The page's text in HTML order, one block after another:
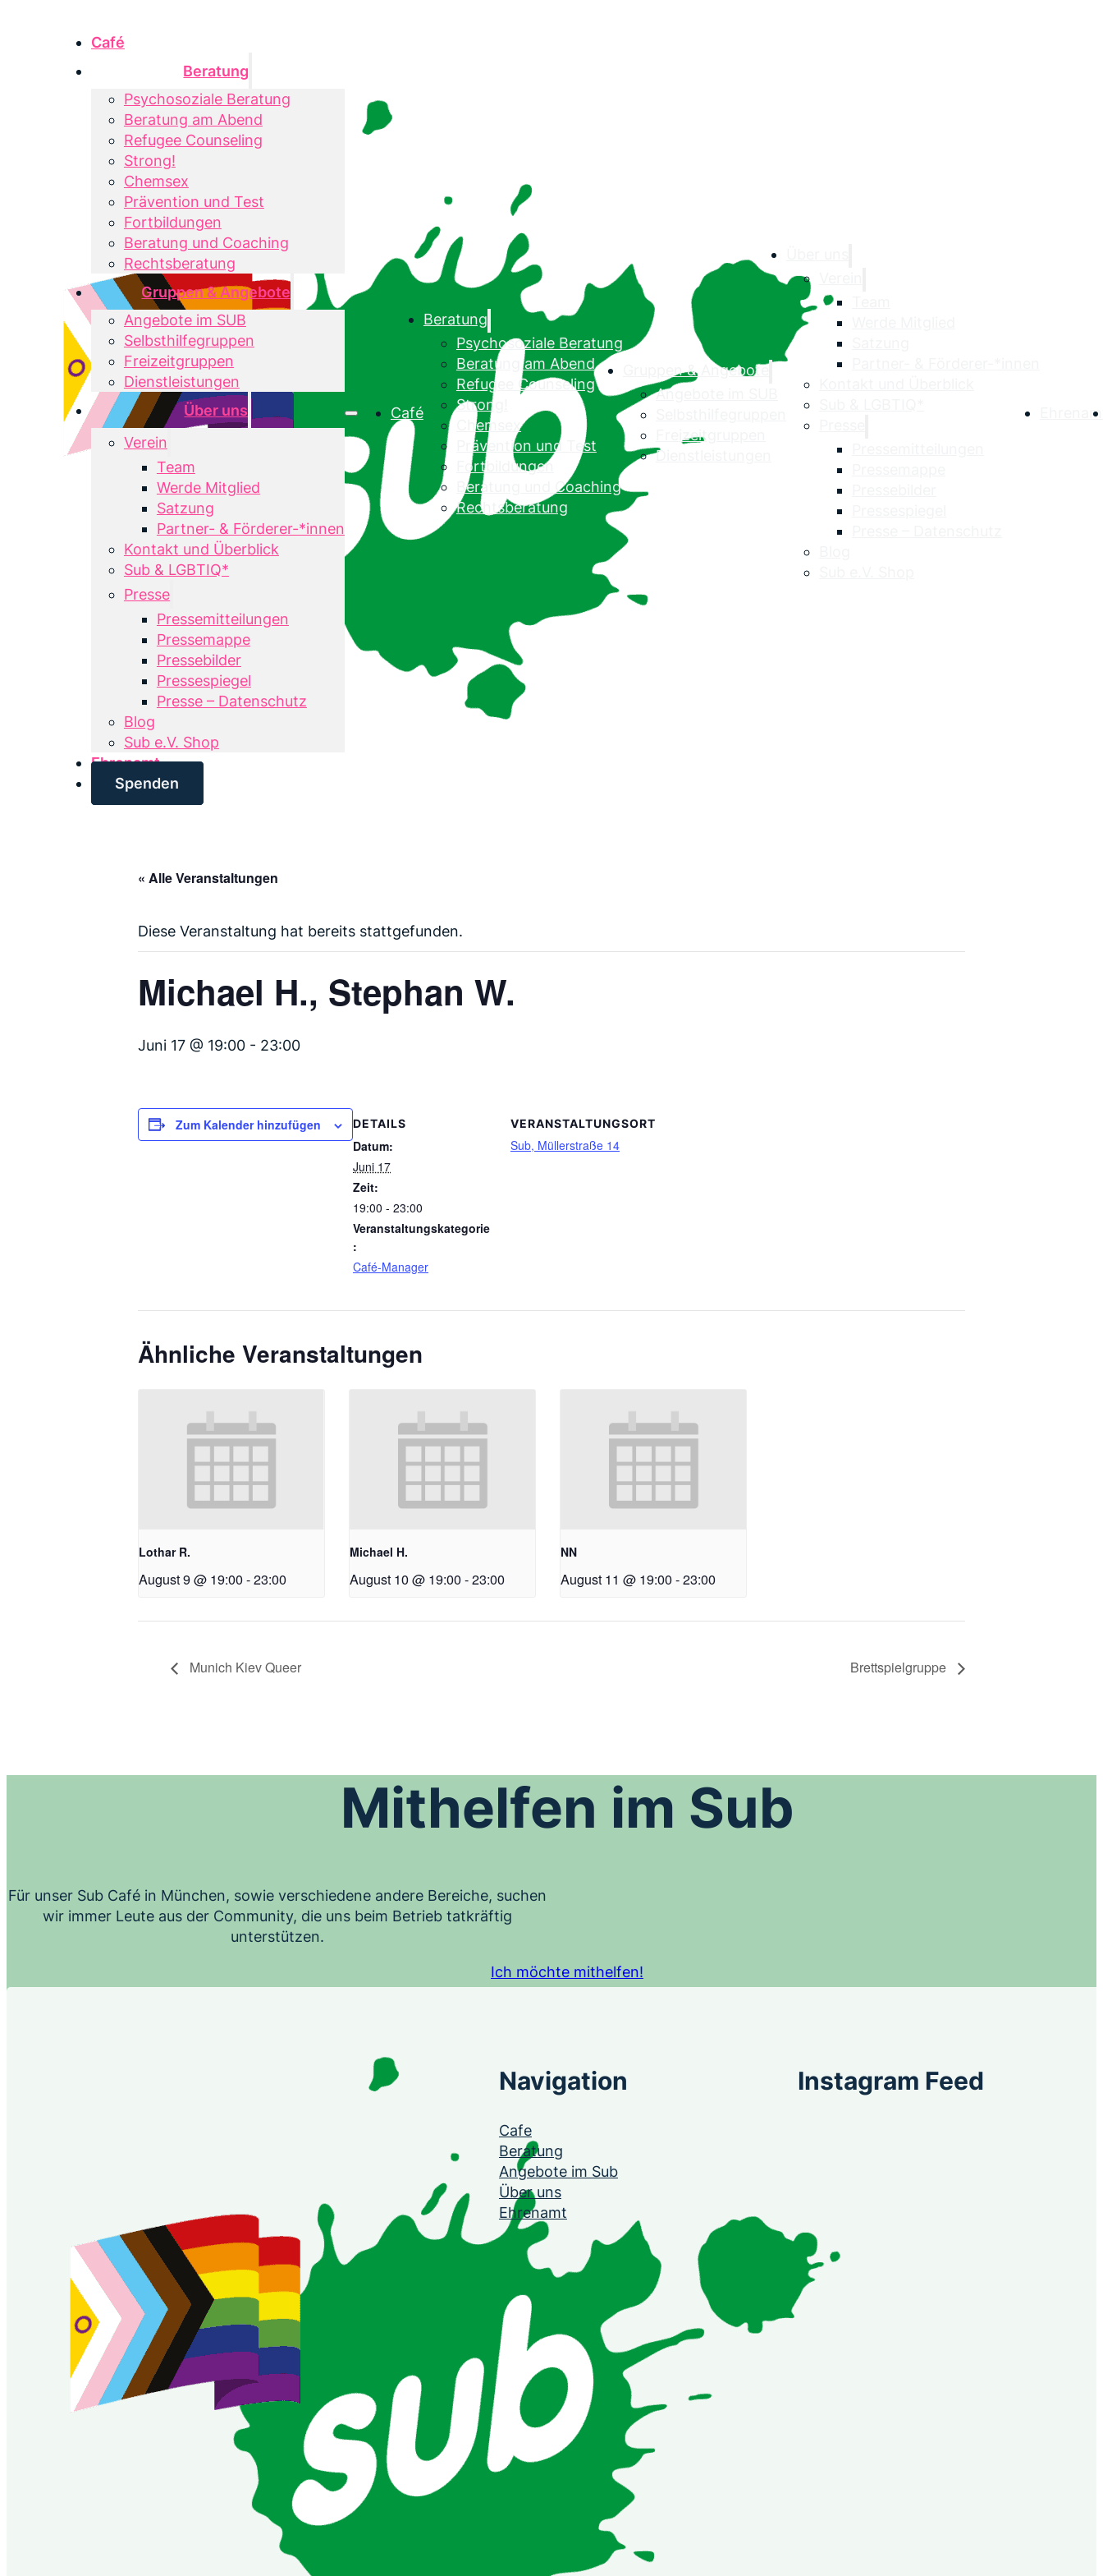
Café
Beratung
Psychosoziale Beratung
Beratung am Abend
Refugee Counseling
Strong!
Chemsex
Prävention und Test
Fortbildungen
Beratung und Coaching
Rechtsberatung
Gruppen & Angebote
Angebote im SUB
Selbsthilfegruppen
Freizeitgruppen
Dienstleistungen
Über uns
Verein
Team
Werde Mitglied
Satzung
Partner- & Förderer-*innen
Kontakt und Überblick
Sub & LGBTIQ*
Presse
Pressemitteilungen
Pressemappe
Pressebilder
Pressespiegel
Presse – Datenschutz
Blog
Sub e.V. Shop
Ehrenamt
Spenden
Café
Beratung
Psychosoziale Beratung
Beratung am Abend
Refugee Counseling
Strong!
Chemsex
Prävention und Test
Fortbildungen
Beratung und Coaching
Rechtsberatung
Gruppen & Angebote
Angebote im SUB
Freizeitgruppen
Dienstleistungen
« Alle Veranstaltungen
Diese Veranstaltung hat bereits stattgefunden.
Michael H., Stephan W.
Juni 17 @ 19:00 - 23:00
Zum Kalender hinzufügen DETAILS
Datum:
Juni 17
Zeit:
19:00 - 23:00
Veranstaltungskategorie
:
Café-Manager
VERANSTALTUNGSORT
Sub, Müllerstraße 14
Ähnliche Veranstaltungen
Lothar R.
August 9 @ 19:00-23:00
Michael H.
August 10 @ 19:00-23:00
NN
August 11 @ 19:00-23:00
Munich Kiev Queer Brettspielgruppe
Mithelfen im Sub
Für unser Sub Café in München, sowie verschiedene andere Bereiche, suchen
wir immer Leute aus der Community, die uns beim Betrieb tatkräftig
unterstützen.
Ich möchte mithelfen!
Navigation
Cafe
Beratung
Angebote im Sub
Über uns
Ehrenamt
Instagram Feed